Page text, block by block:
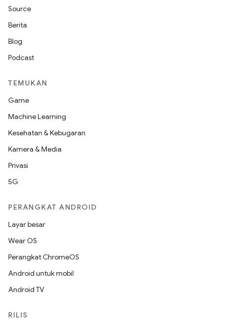
Source
Berita
Blog
Podcast
TEMUKAN
Game
Machine Learning
Kesehatan & Kebugaran
Kamera & Media
Privasi
5G
PERANGKAT ANDROID
Layar besar
Wear OS
Perangkat ChromeOS
Android untuk mobil
Android TV
RILIS